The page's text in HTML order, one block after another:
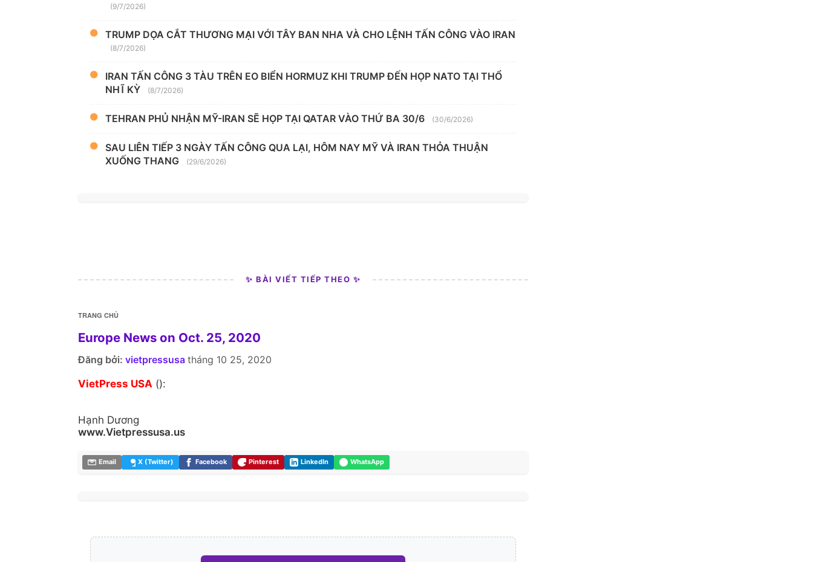
(9/7/2026)
TRUMP DỌA CẮT THƯƠNG MẠI VỚI TÂY BAN NHA VÀ CHO LỆNH TẤN CÔNG VÀO IRAN
(8/7/2026)
IRAN TẤN CÔNG 3 TÀU TRÊN EO BIỂN HORMUZ KHI TRUMP ĐẾN HỌP NATO TẠI THỔ
NHĨ KỲ
(8/7/2026)
TEHRAN PHỦ NHẬN MỸ-IRAN SẼ HỌP TẠI QATAR VÀO THỨ BA 30/6 (30/6/2026)
SAU LIÊN TIẾP 3 NGÀY TẤN CÔNG QUA LẠI, HÔM NAY MỸ VÀ IRAN THỎA THUẬN
XUỐNG THANG
(29/6/2026)
✨ BÀI VIẾT TIẾP THEO ✨
TRANG CHỦ
Europe News on Oct. 25, 2020
Đăng bởi: vietpressusa tháng 10 25, 2020
VietPress USA ():
Hạnh Dương
www.Vietpressusa.us
Email X (Twitter) Facebook Pinterest LinkedIn WhatsApp